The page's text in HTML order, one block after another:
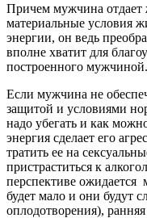
Причем мужчина
материальные условия
энергии, он ведь
вполне хватит для
построенного мужчиной.
Если мужчина не
защитой и условиями
надо убегать и как
энергия сделает его
тратить ее на
пристраститься к
перспективе ожидается
будет мало и они будут
оплодотворения),